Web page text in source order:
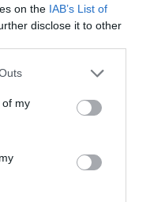
on the IAB’s List of
disclose it to other
of my
son bail.
près de 77% d’entre
vote.
en moins par
Il est suivi par le SDF